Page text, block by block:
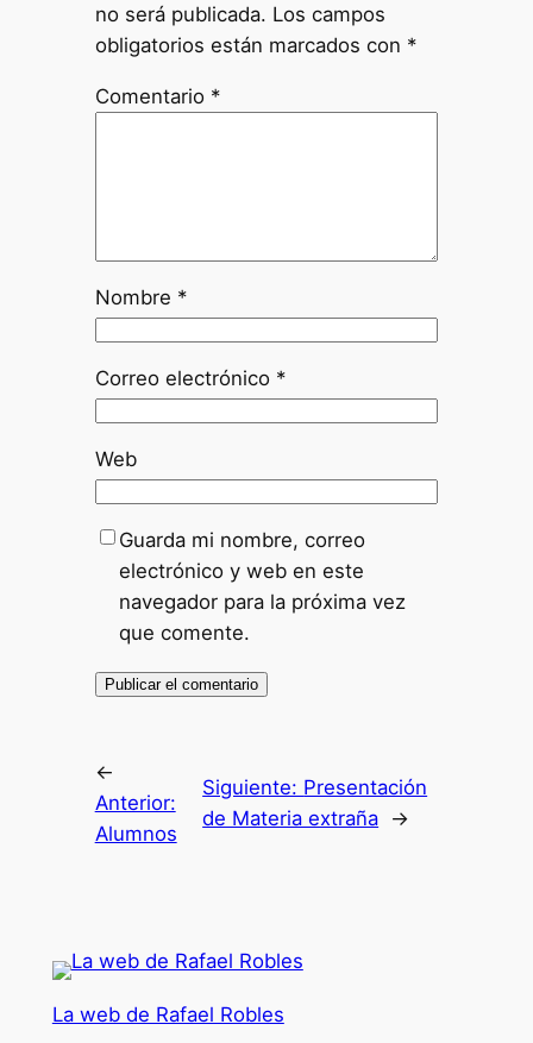
no será publicada. Los campos
obligatorios están marcados con *
Comentario *
Nombre *
Correo electrónico *
Web
Guarda mi nombre, correo
electrónico y web en este
navegador para la próxima vez
que comente.
←
Anterior:
Alumnos
Siguiente: Presentación
de Materia extraña →
La web de Rafael Robles